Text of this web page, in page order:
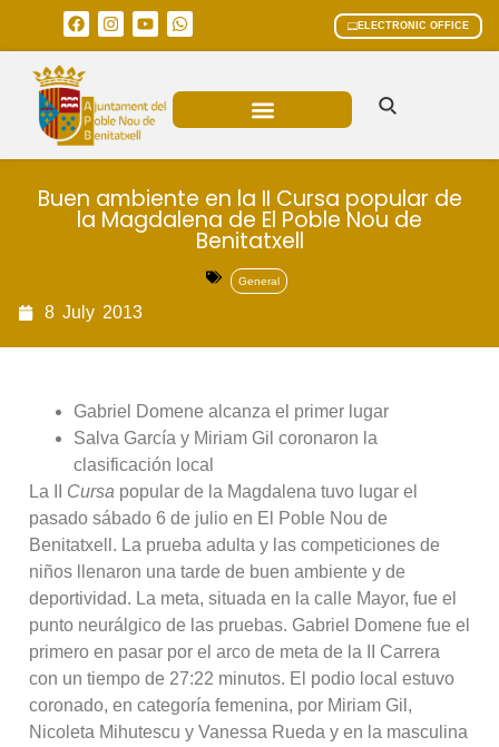
ELECTRONIC OFFICE
Buen ambiente en la II Cursa popular de
la Magdalena de El Poble Nou de
Benitatxell
General
8 July 2013
Gabriel Domene alcanza el primer lugar
Salva García y Miriam Gil coronaron la
clasificación local
La II Cursa popular de la Magdalena tuvo lugar el
pasado sábado 6 de julio en El Poble Nou de
Benitatxell. La prueba adulta y las competiciones de
niños llenaron una tarde de buen ambiente y de
deportividad. La meta, situada en la calle Mayor, fue el
punto neurálgico de las pruebas. Gabriel Domene fue el
primero en pasar por el arco de meta de la II Carrera
con un tiempo de 27:22 minutos. El podio local estuvo
coronado, en categoría femenina, por Miriam Gil,
Nicoleta Mihutescu y Vanessa Rueda y en la masculina